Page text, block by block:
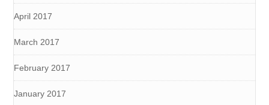
April 2017
March 2017
February 2017
January 2017